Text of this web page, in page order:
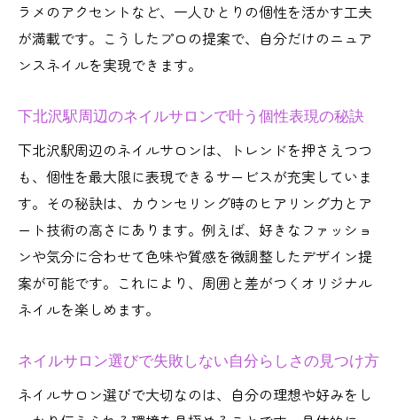
ネイルサロン選びで楽しむワンカラーデザ
インの幅
下北沢駅エリアで叶う大人のワンカラーネ
パラジェル対応で爪に優しい施術とは
ネイルサロンで選ばれるパラジェル対応の
安心施術
下北沢駅周辺ネイルサロンのパラジェル導
入事情
ネイルサロンで分かるパラジェル施術のメ
リット
ル活用術
ネイルサロンで続く美しい指先とパラジェ
ルの相性
ラメのアクセントなど、一人ひとりの個性を活かす工夫
が満載です。こうしたプロの提案で、自分だけのニュア
ンスネイルを実現できます。
下北沢駅周辺のネイルサロンで叶う個性表現の秘訣
下北沢駅周辺のネイルサロンは、トレンドを押さえつつ
も、個性を最大限に表現できるサービスが充実していま
す。その秘訣は、カウンセリング時のヒアリング力とア
ート技術の高さにあります。例えば、好きなファッショ
ンや気分に合わせて色味や質感を微調整したデザイン提
案が可能です。これにより、周囲と差がつくオリジナル
ネイルを楽しめます。
ネイルサロン選びで失敗しない自分らしさの見つけ方
ネイルサロン選びで大切なのは、自分の理想や好みをし